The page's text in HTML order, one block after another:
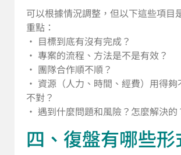
可以根據情況調整，但以下這些項目
重點：
• 目標到底有沒有完成？
• 專案的流程、方法是不是有效？
• 團隊合作順不順？
• 資源（人力、時間、經費）用得夠
不對？
• 遇到什麼問題和風險？怎麼解決的
四、復盤有哪些形